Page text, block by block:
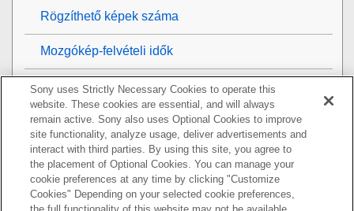
Rögzíthető képek száma
Mozgókép-felvételi idők
Az AC adapter/akkumulátortöltő használata
külföldön
AVCHD formátum
Licenc
Műszaki adatok
Sony uses Strictly Necessary Cookies to operate this
website. These cookies are essential, and will always
remain active. Sony also uses Optional Cookies to improve
site functionality, analyze usage, deliver advertisements and
interact with third parties. By using this site, you agree to
the placement of Optional Cookies. You can manage your
cookie preferences at any time by clicking "Customize
Cookies" Depending on your selected cookie preferences,